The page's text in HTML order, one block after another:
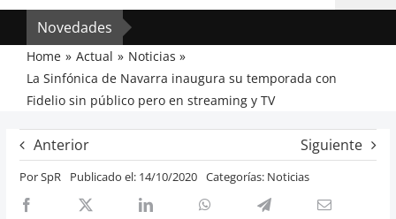
Inicio
Actual
Artículos
Previos de ópera
Entrevistas
Recomendación
Novedades
Home Actual
Noticias
La Sinfónica de Navarra inaugura su temporada con
Fidelio sin público pero en streaming y TV
Anterior Siguiente
PorSpR Publicado el: 14/10/2020 Categorías: Noticias